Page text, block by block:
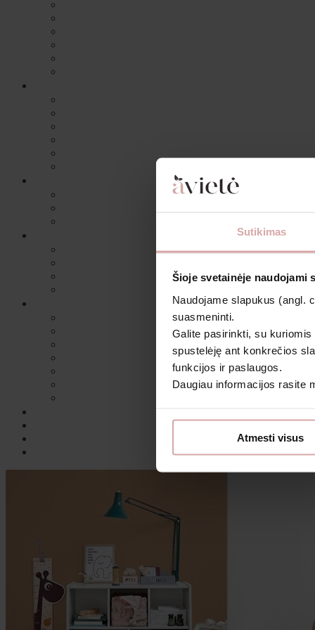
Sutikimas
Šioje svetainėje naudojami
Naudojame slapukus (angl.
suasmeninti.
Galite pasirinkti, su
spustelėję ant konkrečios
funkcijos ir paslaugos.
Daugiau informacijos rasite
Atmesti visus
Daugiau